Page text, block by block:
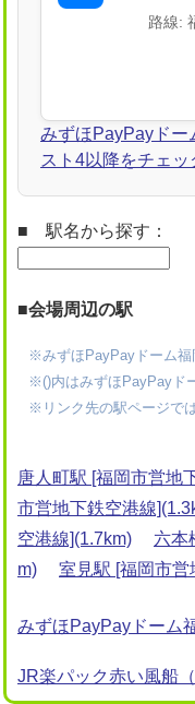
路線:
みずほPayPayドー
スト4以降をチェッ
■ 駅名から探す：
■会場周辺の駅
※みずほPayPayドーム福
※()内はみずほPayPayド
※リンク先の駅ページで
唐人町駅 [福岡市営地
市営地下鉄空港線
空港線](1.7km)
六本
m)
室見駅 [福岡市
みずほPayPayドーム
JR楽パック赤い風船